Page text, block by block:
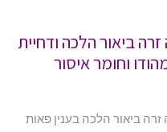
ביאור הלכה ודחיית
וחומר איסור
ביאור הלכה בענין פאות